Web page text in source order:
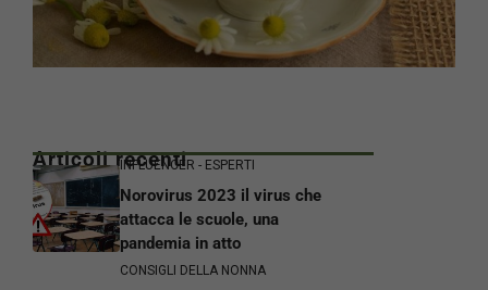
Articoli recentiINFLUENCER - ESPERTI
Norovirus 2023 il virus che
attacca le scuole, una
pandemia in atto
CONSIGLI DELLA NONNA